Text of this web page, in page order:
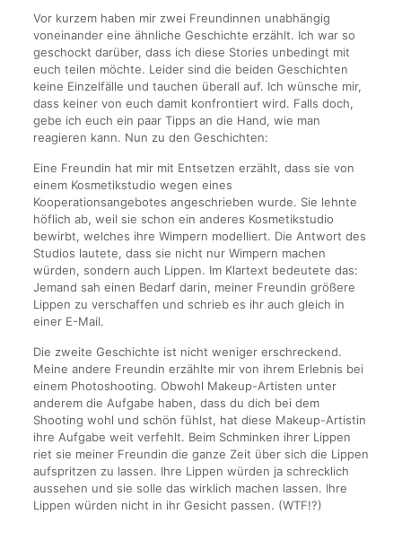
Vor kurzem haben mir zwei Freundinnen unabhängig
voneinander eine ähnliche Geschichte erzählt. Ich war so
geschockt darüber, dass ich diese Stories unbedingt mit
euch teilen möchte. Leider sind die beiden Geschichten
keine Einzelfälle und tauchen überall auf. Ich wünsche mir,
dass keiner von euch damit konfrontiert wird. Falls doch,
gebe ich euch ein paar Tipps an die Hand, wie man
reagieren kann. Nun zu den Geschichten:
Eine Freundin hat mir mit Entsetzen erzählt, dass sie von
einem Kosmetikstudio wegen eines
Kooperationsangebotes angeschrieben wurde. Sie lehnte
höflich ab, weil sie schon ein anderes Kosmetikstudio
bewirbt, welches ihre Wimpern modelliert. Die Antwort des
Studios lautete, dass sie nicht nur Wimpern machen
würden, sondern auch Lippen. Im Klartext bedeutete das:
Jemand sah einen Bedarf darin, meiner Freundin größere
Lippen zu verschaffen und schrieb es ihr auch gleich in
einer E-Mail.
Die zweite Geschichte ist nicht weniger erschreckend.
Meine andere Freundin erzählte mir von ihrem Erlebnis bei
einem Photoshooting. Obwohl Makeup-Artisten unter
anderem die Aufgabe haben, dass du dich bei dem
Shooting wohl und schön fühlst, hat diese Makeup-Artistin
ihre Aufgabe weit verfehlt. Beim Schminken ihrer Lippen
riet sie meiner Freundin die ganze Zeit über sich die Lippen
aufspritzen zu lassen. Ihre Lippen würden ja schrecklich
aussehen und sie solle das wirklich machen lassen. Ihre
Lippen würden nicht in ihr Gesicht passen. (WTF!?)